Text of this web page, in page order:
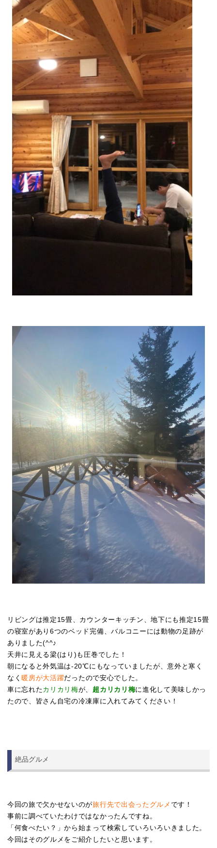
リビングは推定15畳、カウンターキッチン、地下にも推定15畳
の寝室があり6つのベッド完備、バルコニーには動物の足跡が
ありました(^^♪
天井に見える梁(はり)も圧巻でした！
朝になると外気温は-20℃にもなっていましたが、意外と寒く
なく 暖房が大活躍だったので安心でした。
車に忘れたカリカリ梅が、 超カリカリ梅に進化して美味しかっ
たので、皆さん自宅の冷凍庫に入れてみてください！
絶品グルメ
今回の旅で欠かせないのが旅行先で出会ったグルメ です！
事前に調べていたわけではなかったんですね。
「何食べたい？」から始まって検索していろいろいきました。
今回はそのグルメをご紹介したいと思います。